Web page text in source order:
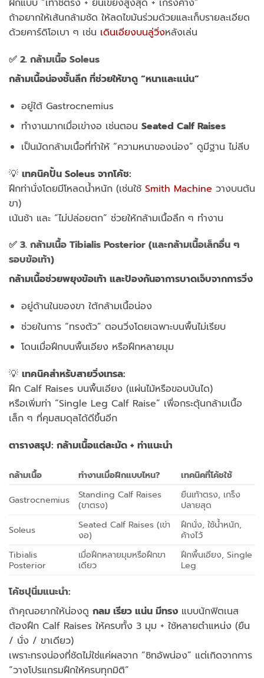
ฝึกแบบ “เท้าชี้ตรง + ยืนเขย่งสูงสุด + เกร็งค้าง”
ถ้าอยากให้เส้นกล้ามชัด ให้ลดไขมันร่วมด้วยและเก็บรายละเอียด
ด้วยคาร์ดิโอเบา ๆ เช่น เดินเอียงบนลู่วิ่งหลังเล่น
✅ 2. กล้ามเนื้อ Soleus
กล้ามเนื้อน่องชั้นลึก ที่ช่วยให้ขาดู “หนาและแน่น”
อยู่ใต้ Gastrocnemius
ทำงานมากเมื่อเข่างอ เช่นตอน Seated Calf Raises
เป็นมัดกล้ามเนื้อที่ทำให้ “ความหนาของน่อง” ดูมีฐาน ไม่ลีบ
💡 เทคนิคปั้น Soleus จากโค้ช:
ฝึกท่านั่งโดยมีโหลดน้ำหนัก (เช่นใช้ Smith Machine วางบนต้น
ขา)
เน้นช้า และ “ไม่ปล่อยตก” ช่วยให้กล้ามเนื้อลึก ๆ ทำงาน
✅ 3. กล้ามเนื้อ Tibialis Posterior (และกล้ามเนื้อเล็กอื่น ๆ
รอบข้อเท้า)
กล้ามเนื้อช่วยพยุงข้อเท้า และป้องกันอาการบาดเจ็บจากการวิ่ง
อยู่ด้านในของขา ใต้กล้ามเนื้อน่อง
ช่วยในการ “ทรงตัว” ตอนวิ่งโดยเฉพาะบนพื้นไม่เรียบ
โดนเมื่อฝึกบนพื้นเอียง หรือฝึกหลายมุม
💡 เทคนิคสำหรับสายวิ่งเทรล:
ฝึก Calf Raises บนพื้นเอียง (แผ่นไม้หรือขอบบันได)
หรือเพิ่มท่า “Single Leg Calf Raise” เพื่อกระตุ้นกล้ามเนื้อ
เล็ก ๆ ที่คุมสมดุลได้ดีขึ้นอีก
ตารางสรุป: กล้ามเนื้อแต่ละมัด + ท่าแนะนำ
กล้ามเนื้อ ทำงานเมื่อฝึกแบบไหน?
เทคนิคที่โค้ชใช้
Gastrocnemius
Standing Calf Raises
(ขาตรง)
ยืนเท้าตรง, เกร็ง
ปลายสุด
Soleus
Seated Calf Raises (เข่า
งอ)
ฝึกนั่ง, ใช้น้ำหนัก,
ค้างไว้
Tibialis
Posterior
เมื่อฝึกหลายมุมหรือฝึกขา
เดียว
ฝึกพื้นเอียง, Single
Leg
โค้ชปุนิ่มแนะนำ:
ถ้าคุณอยากให้น่องดู กลม เรียว แน่น มีทรง แบบนักฟิตเนส
ต้องฝึก Calf Raises ให้ครบทั้ง 3 มุม + ใช้หลายตำแหน่ง (ยืน
/ นั่ง / ขาเดียว)
เพราะทรงน่องที่ชัดไม่ใช่แค่ผลจาก “ซิทอัพน่อง” แต่เกิดจากการ
“วางโปรแกรมฝึกให้ครบทุกมิติ”